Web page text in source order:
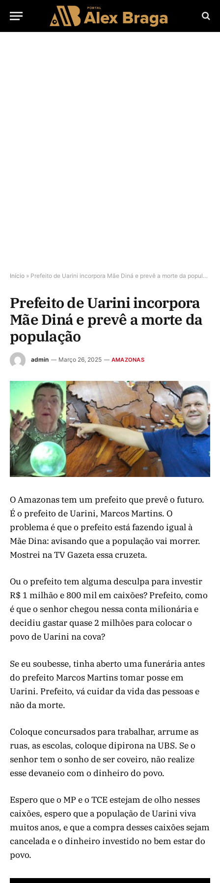
Início » Prefeito de Uarini incorpora Mãe Diná e prevê a morte da população
Prefeito de Uarini incorpora
Mãe Diná e prevê a morte da
população
admin Março 26, 2025 AMAZONAS
O Amazonas tem um prefeito que prevê o futuro.
É o prefeito de Uarini, Marcos Martins. O
problema é que o prefeito está fazendo igual à
Mãe Dina: avisando que a população vai morrer.
Mostrei na TV Gazeta essa cruzeta.
Ou o prefeito tem alguma desculpa para investir
R$ 1 milhão e 800 mil em caixões? Prefeito, como
é que o senhor chegou nessa conta milionária e
decidiu gastar quase 2 milhões para colocar o
povo de Uarini na cova?
Se eu soubesse, tinha aberto uma funerária antes
do prefeito Marcos Martins tomar posse em
Uarini. Prefeito, vá cuidar da vida das pessoas e
não da morte.
Coloque concursados para trabalhar, arrume as
ruas, as escolas, coloque dipirona na UBS. Se o
senhor tem o sonho de ser coveiro, não realize
esse devaneio com o dinheiro do povo.
Espero que o MP e o TCE estejam de olho nesses
caixões, espero que a população de Uarini viva
muitos anos, e que a compra desses caixões sejam
cancelada e o dinheiro investido no bem estar do
povo.